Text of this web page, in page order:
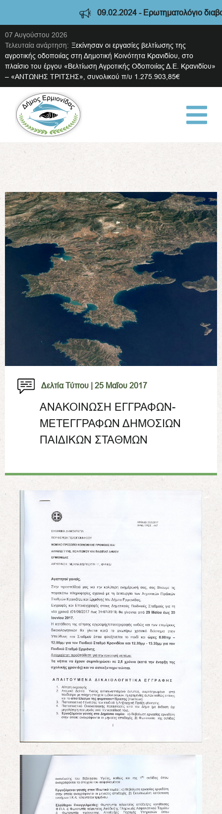
09.02.2024 - Ερωτηματολόγιο διαβούλευσης
07 Αυγούστου 2026
Τελευταία ανάρτηση: Ξεκίνησαν οι εργασίες βελτίωσης της
αγροτικής οδοποιίας στη Δημοτική Κοινότητα Κρανιδίου, στο
πλαίσιο του έργου «Βελτίωση Αγροτικής Οδοποιίας Δ.Ε. Κρανιδίου»
– «ΑΝΤΩΝΗΣ ΤΡΙΤΣΗΣ», συνολικού π/υ 1.275.903,85€
Δελτία Τύπου | 25 Μαΐου 2017
ΑΝΑΚΟΙΝΩΣΗ ΕΓΓΡΑΦΩΝ-
ΜΕΤΕΓΓΡΑΦΩΝ ΔΗΜΟΣΙΩΝ
ΠΑΙΔΙΚΩΝ ΣΤΑΘΜΩΝ